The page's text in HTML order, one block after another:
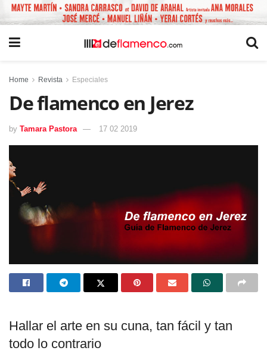
Home Revista Especiales
De flamenco en Jerez
by Tamara Pastora 17 02 2019
Hallar el arte en su cuna, tan fácil y tan
todo lo contrario